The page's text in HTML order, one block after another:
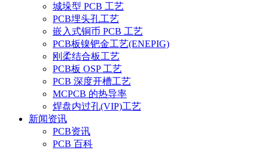
城垛型 PCB 工艺
PCB埋头孔工艺
嵌入式铜币 PCB 工艺
PCB板镍钯金工艺(ENEPIG)
刚柔结合板工艺
PCB板 OSP 工艺
PCB 深度开槽工艺
MCPCB 的热导率
焊盘内过孔(VIP)工艺
新闻资讯
PCB资讯
PCB 百科